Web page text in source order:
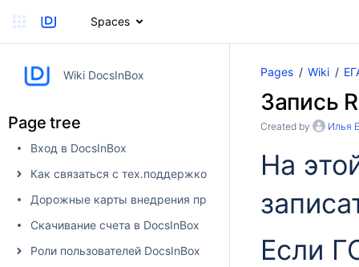
Spaces
Wiki DocsInBox
Page tree
Вход в DocsInBox
Как связаться с тех.поддержкой
Дорожные карты внедрения продуктов
Скачивание счета в DocsInBox
Роли пользователей DocsInBox
Pages Wiki
Запись
Created by Илья
На
Если